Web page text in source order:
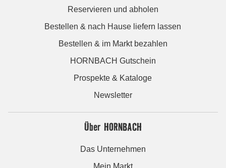
Reservieren und abholen
Bestellen & nach Hause liefern lassen
Bestellen & im Markt bezahlen
HORNBACH Gutschein
Prospekte & Kataloge
Newsletter
Über HORNBACH
Das Unternehmen
Mein Markt